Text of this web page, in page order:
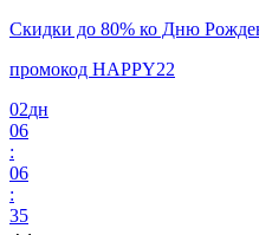
Скидки до 80% ко Дню
промокод HAPPY22
02дн
06
:
06
:
35